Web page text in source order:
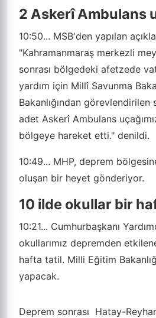
2 Askerî Ambulans
10:50... MSB'den yapılan
"Kahramanmaraş merkezli
sonrası bölgedeki afetzede
yardım için Millî Savunma
Bakanlığından görevlendirilen
adet Askerî Ambulans
bölgeye hareket etti." denildi.
10:49... MHP, deprem
oluşan bir heyet gönderiyor.
10 ilde okullar bir
10:21... Cumhurbaşkanı
okullarımız depremden
hafta tatil. Milli Eğitim
yapacak.
Deprem sonrası Hatay-